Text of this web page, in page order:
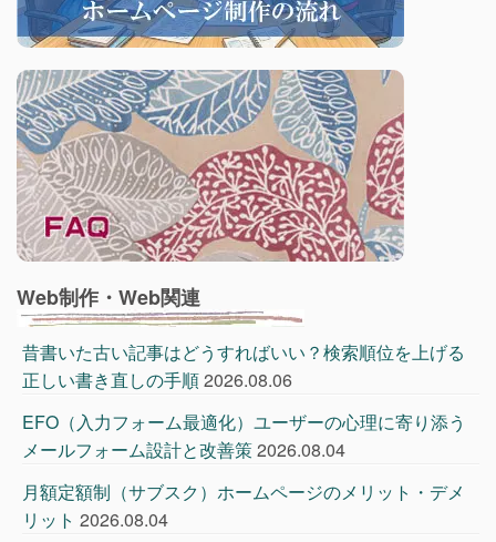
Web制作・Web関連
昔書いた古い記事はどうすればいい？検索順位を上げる
正しい書き直しの手順2026.08.06
EFO（入力フォーム最適化）ユーザーの心理に寄り添う
メールフォーム設計と改善策2026.08.04
月額定額制（サブスク）ホームページのメリット・デメ
リット 2026.08.04